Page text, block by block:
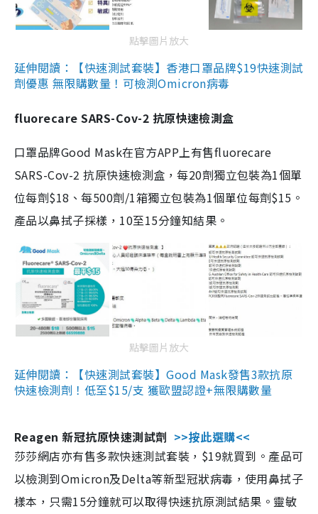
點擊圖片放大
延伸閱讀：【快速測試套裝】香港口罩品牌$19快速測試
劑優惠 無限購數量！可檢測Omicron病毒
fluorecare SARS-Cov-2 抗原快速檢測盒
口罩品牌Good Mask在官方APP上有售fluorecare
SARS-Cov-2 抗原快速檢測盒，每20劑獨立包裝為1個單
位每劑$18、每500劑/1箱獨立包裝為1個單位每劑$15。
產品以鼻拭子採樣，10至15分鐘知結果。
點擊圖片放大
延伸閱讀：【快速測試套裝】Good Mask發售3款抗原
快速檢測劑！低至$15/支 獲歐盟認證+無限購數量
Reagen 新冠抗原快速測試劑 >>按此選購<<
莎莎網店亦有售多款快速測試套裝，$19就買到。產品可
以檢測到Omicron及Delta等新型冠狀病毒，使用鼻拭子
樣本，只需15分鐘就可以取得快速抗原測試結果。靈敏